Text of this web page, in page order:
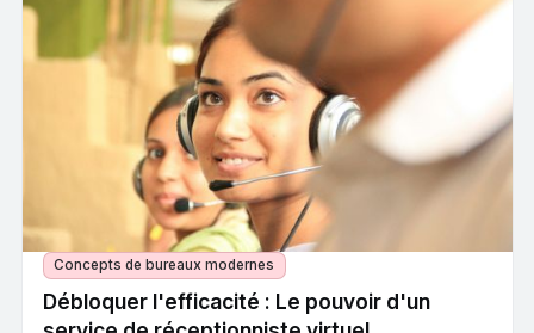
Concepts de bureaux modernes
Débloquer l'efficacité : Le pouvoir d'un